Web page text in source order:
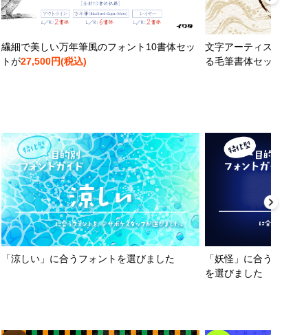
繊細で美しい万年筆風のフォント10書体セッ
トが27,500円(税込)
文字アーティスト
る毛筆書体セットが
「涼しい」に合うフォントを選びました
「妖怪」に合うフ
を選びました